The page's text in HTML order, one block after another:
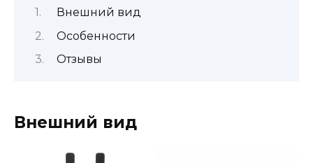
Внешний вид
Особенности
Отзывы
Внешний вид